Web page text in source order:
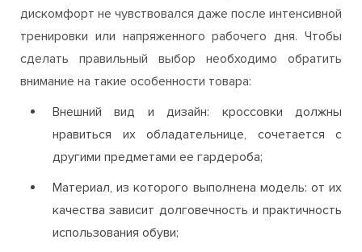
дискомфорт не чувствовался даже после интенсивной
тренировки или напряженного рабочего дня. Чтобы
сделать правильный выбор необходимо обратить
внимание на такие особенности товара:
Внешний вид и дизайн: кроссовки должны
нравиться их обладательнице, сочетается с
другими предметами ее гардероба;
Материал, из которого выполнена модель: от их
качества зависит долговечность и практичность
использования обуви;